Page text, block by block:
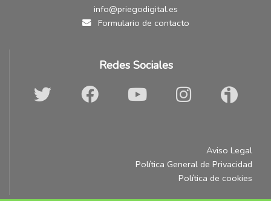
info@priegodigital.es
Formulario de contacto
Redes Sociales
Aviso Legal
Política General de Privacidad
Política de cookies